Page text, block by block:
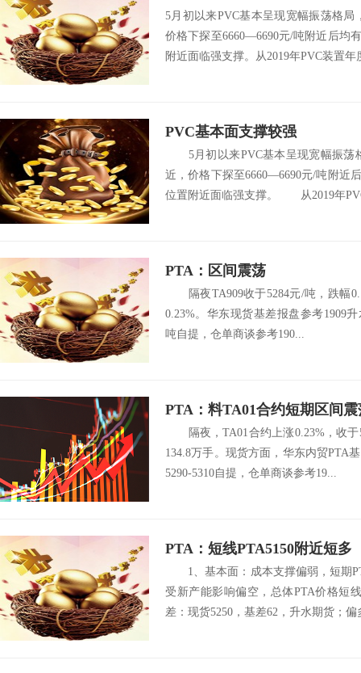
5月初以来PVC基本呈现宽幅振荡格局
价格下探至6660—6690元/吨附近后均
附近面临强支撑。从2019年PVC装置
PVC基本面支撑较强
5月初以来PVC基本呈现宽幅振荡
近，价格下探至6660—6690元/吨附近
位置附近面临强支撑。 从2019年
PTA：区间震荡
隔夜TA909收于5284元/吨，跌幅
0.23%。华东现货基差报盘参考1909
吨自提，仓单商谈参考190...
PTA：料TA01合约短期区间
5300
隔夜，TA01合约上涨0.23%，收于
134.8万手。现货方面，华东内贸PTA
5290-5310自提，仓单商谈参考19...
PTA：短线PTA5150附近短多
1、基本面：成本支撑偏弱，短期
受新产能影响偏空，总体PTA价格
差：现货5250，基差62，升水期货